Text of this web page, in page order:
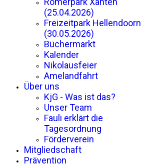
(25.04.2026)
Freizeitpark Hellendoorn
(30.05.2026)
Büchermarkt
Kalender
Nikolausfeier
Amelandfahrt
Über uns
KjG - Was ist das?
Unser Team
Fauli erklärt die
Tagesordnung
Förderverein
Mitgliedschaft
Prävention